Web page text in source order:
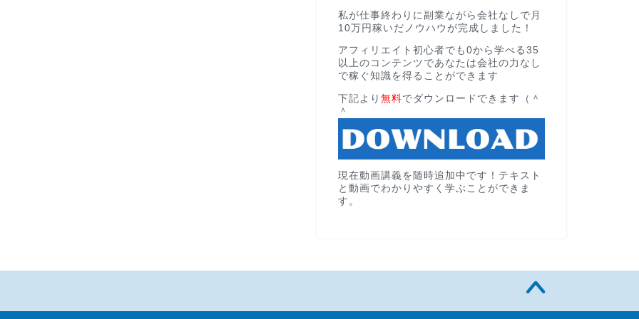
私が仕事終わりに副業ながら会社なしで月
10万円稼いだノウハウが完成しました！
アフィリエイト初心者でも0から学べる35
以上のコンテンツであなたは会社の力なし
で稼ぐ知識を得ることができます
下記より 無料でダウンロードできます（＾
＾
現在動画講義を随時追加中です！テキスト
と動画でわかりやすく学ぶことができま
す。